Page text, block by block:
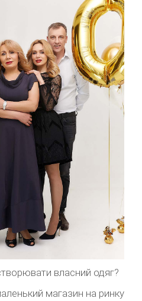
власний одяг?
магазин на ринку